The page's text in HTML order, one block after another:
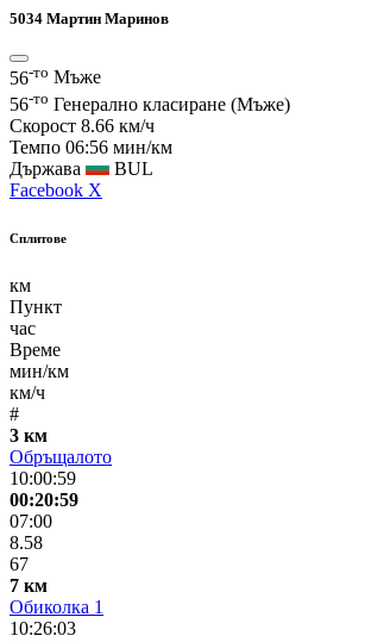
5034 Мартин Маринов
56-то Мъже
56-то Генерално класиране (Мъже)
Скорост 8.66 км/ч
Темпо 06:56 мин/км
Държава
BUL
Facebook X
Сплитове
км
Пункт
час
Време
мин/км
км/ч
#
3 км
Обръщалото
10:00:59
00:20:59
07:00
8.58
67
7 км
Обиколка 1
10:26:03